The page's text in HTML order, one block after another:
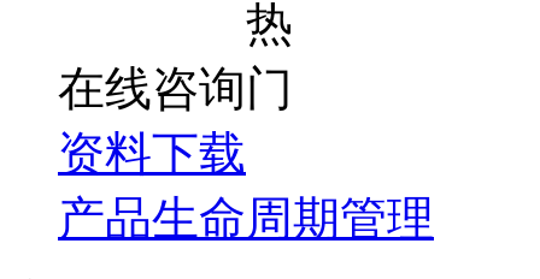
在线咨询
资料下载
产品生命周期管理